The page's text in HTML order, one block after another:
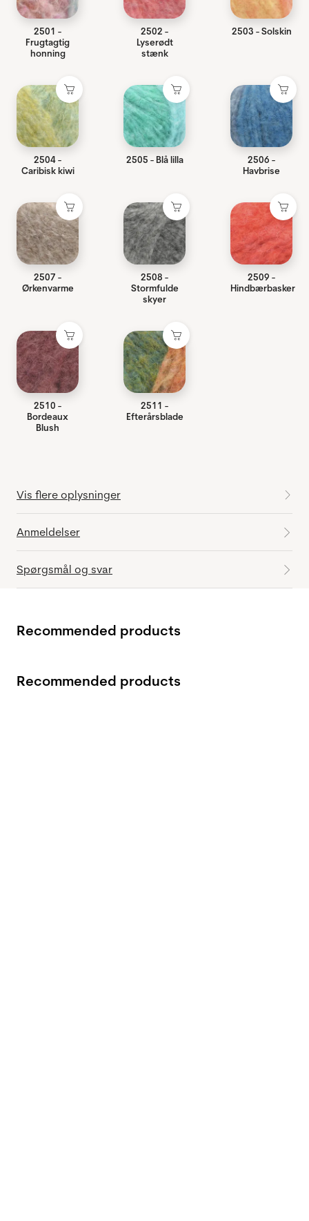
2501 -
Frugtagtig
honning
2502 -
Lyserødt
stænk
2503 - Solskin
2504 -
Caribisk kiwi
2505 - Blå lilla
2506 -
Havbrise
2507 -
Ørkenvarme
2508 -
Stormfulde
skyer
2509 -
Hindbærbasker
2510 -
Bordeaux
Blush
2511 -
Efterårsblade
Vis flere oplysninger
Anmeldelser
Spørgsmål og svar
Recommended products
Recommended products